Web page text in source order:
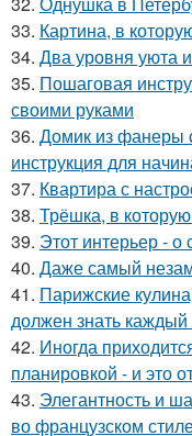
33. Картина, в
34. Два уровня уюта
35. Пошаговая
своими руками
36. Домик из фанеры
инструкция для
37. Квартира с
38. Трёшка, в
39. Этот интерьер - о
40. Даже самый
41. Парижские
должен знать каждый
42. Иногда
планировкой - и это
43. Элегантность и
во французском